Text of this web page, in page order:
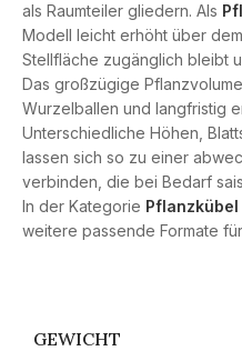
als Raumteiler gliedern. Als
Modell leicht erhöht über
Stellfläche zugänglich bleibt
Das großzügige
Wurzelballen und langfristig
Unterschiedliche Höhen,
lassen sich so zu einer
verbinden, die bei Bedarf
In der Kategorie
weitere passende Formate
GEWICHT